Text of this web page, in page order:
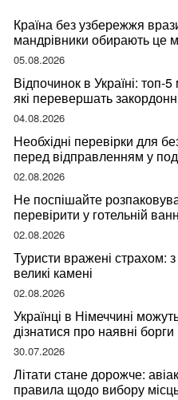
Країна без узбережжя
мандрівники обирають це
05.08.2026
Відпочинок в Україні: топ-
які перевершать
04.08.2026
Необхідні перевірки для
перед відправленням у
02.08.2026
Не поспішайте
перевірити у готельній
мандрівниці
02.08.2026
Туристи вражені страхом:
великі камені
02.08.2026
Українці в Німеччині
дізнатися про наявні борги
30.07.2026
Літати стане дорожче:
правила щодо вибору